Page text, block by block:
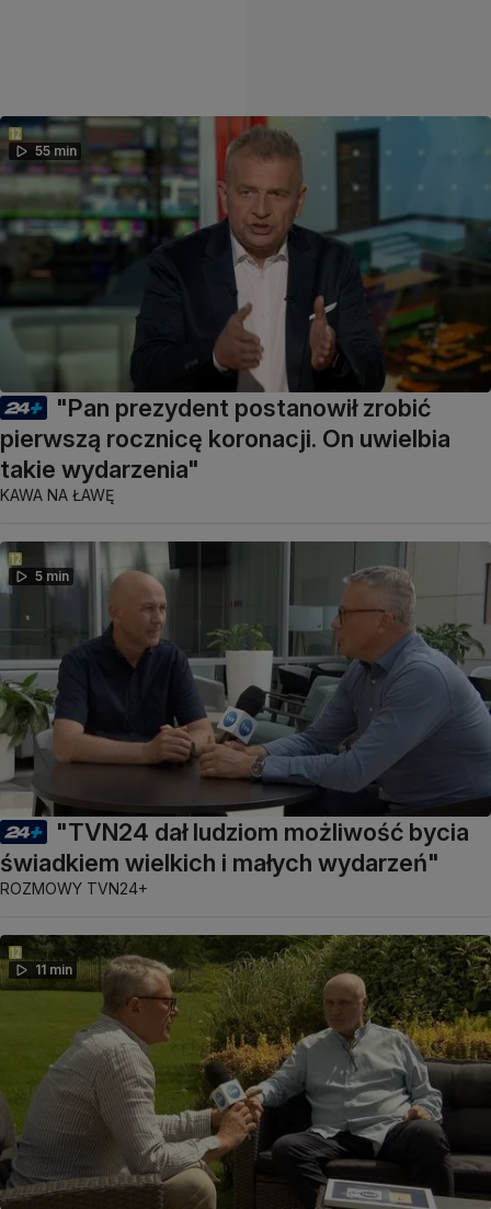
55 min
"Pan prezydent postanowił zrobić
pierwszą rocznicę koronacji. On uwielbia
takie wydarzenia"
KAWA NA ŁAWĘ
5 min
"TVN24 dał ludziom możliwość bycia
świadkiem wielkich i małych wydarzeń"
ROZMOWY TVN24+
11 min